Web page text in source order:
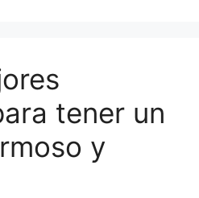
tener un
y